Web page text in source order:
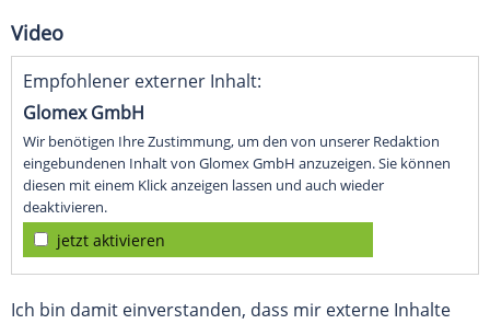
Video
Empfohlener externer Inhalt:
Glomex GmbH
Wir benötigen Ihre Zustimmung, um den von unserer Redaktion
eingebundenen Inhalt von Glomex GmbH anzuzeigen. Sie können
diesen mit einem Klick anzeigen lassen und auch wieder
deaktivieren.
jetzt aktivieren
Ich bin damit einverstanden, dass mir externe Inhalte